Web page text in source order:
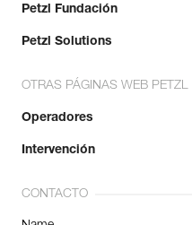
Petzl Fundación
Petzl Solutions
OTRAS PÁGINAS WEB PETZL
Operadores
Intervención
CONTACTO